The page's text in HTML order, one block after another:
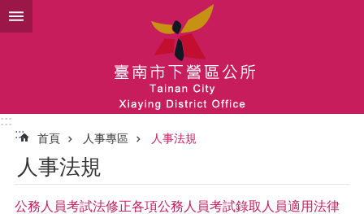
跳到主要內容區塊
:::
:::
首頁 人事專區 人事法規
人事法規
公務人員考試法修正各項公務人員考試錄取人員適用法律